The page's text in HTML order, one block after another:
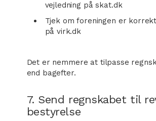
vejledning på skat.dk
Tjek om foreningen er
på virk.dk
Det er nemmere at tilpasse
end bagefter.
7. Send regnskabet til
bestyrelse